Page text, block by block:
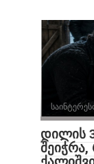
დილის
შეიჭრა,